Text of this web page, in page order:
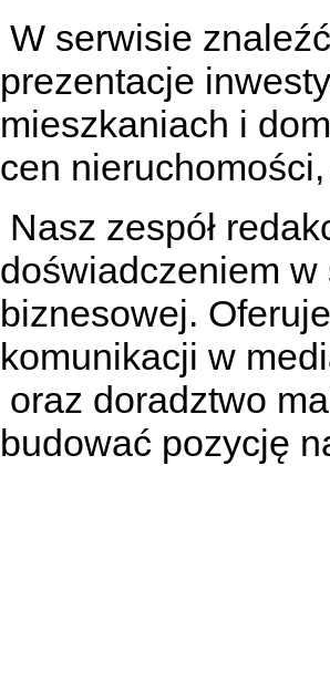
W serwisie
prezentacje
mieszkaniach i
cen
Nasz zespół
doświadczeniem
biznesowej.
komunikacji w
oraz doradztwo
budować pozycję